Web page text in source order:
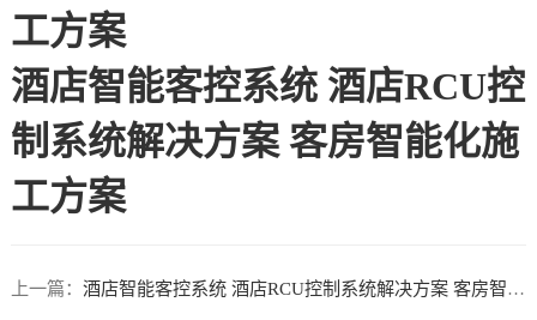
工方案
酒店智能客控系统 酒店RCU控
制系统解决方案 客房智能化施
工方案
上一篇： 酒店智能客控系统 酒店RCU控制系统解决方案 客房智能化施工方案